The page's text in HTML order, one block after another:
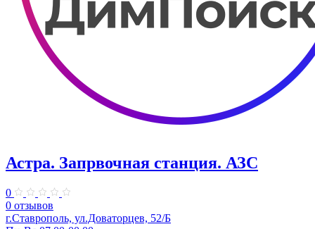
Астра. Запрвочная станция. АЗС
0
0 отзывов
г.Ставрополь, ул.Доваторцев, 52/Б